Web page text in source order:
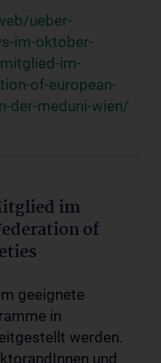
ueber-
im-oktober-
im-
of-european-
der-meduni-wien/
im
of
geeignete
in
werden.
und